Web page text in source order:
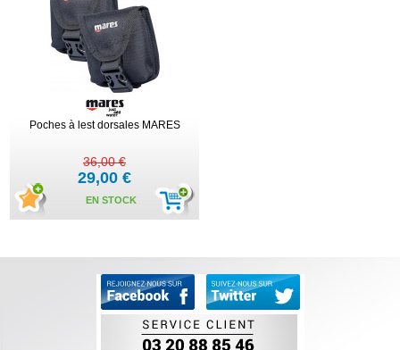
Poches à lest dorsales MARES
36,00 €
29,00 €
EN STOCK